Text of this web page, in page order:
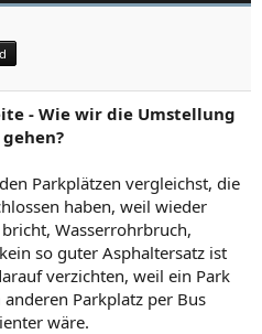
- Wie wir die Umstellung
Parkplätzen vergleichst, die
haben, weil wieder
Wasserrohrbruch,
so guter Asphaltersatz ist
verzichten, weil ein Park
Parkplatz per Bus
wäre.